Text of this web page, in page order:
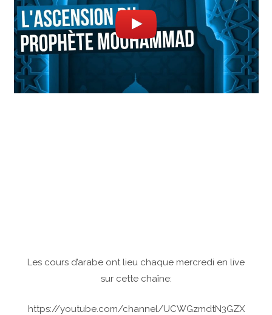
Les cours d’arabe ont lieu chaque mercredi en live
sur cette chaîne:
https://youtube.com/channel/UCWGzmdtN3GZX